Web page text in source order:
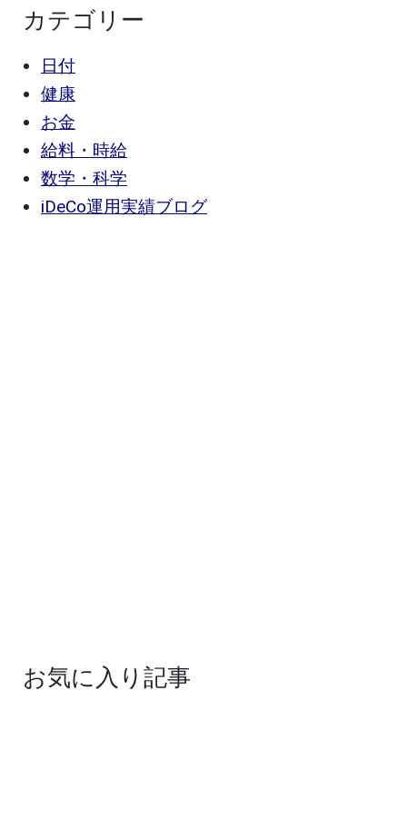
カテゴリー
日付
健康
お金
給料・時給
数学・科学
iDeCo運用実績ブログ
お気に入り記事